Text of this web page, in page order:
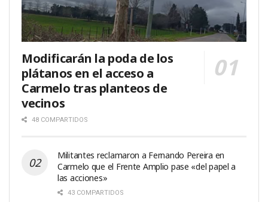
Modificarán la poda de los
plátanos en el acceso a
Carmelo tras planteos de
vecinos
48 COMPARTIDOS
Militantes reclamaron a Fernando Pereira en
Carmelo que el Frente Amplio pase «del papel a
las acciones»
43 COMPARTIDOS